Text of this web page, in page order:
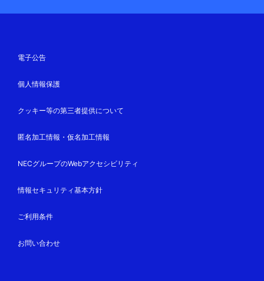
電子公告
個人情報保護
クッキー等の第三者提供について
匿名加工情報・仮名加工情報
NECグループのWebアクセシビリティ
情報セキュリティ基本方針
ご利用条件
お問い合わせ